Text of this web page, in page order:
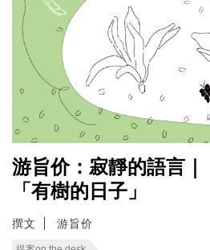
游旨价：寂靜的語言
「有樹的日子」
撰文 游旨价